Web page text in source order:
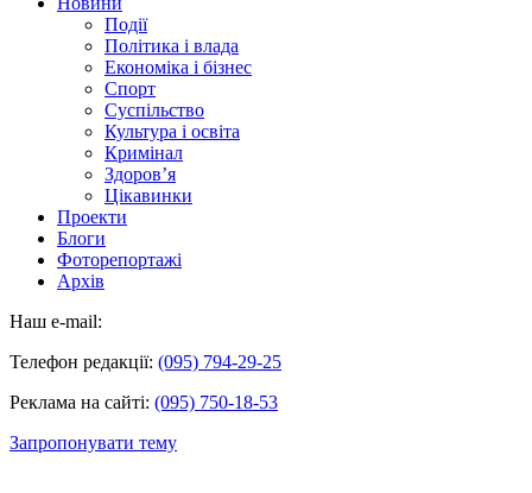
Події
Політика і влада
Економіка і бізнес
Спорт
Суспільство
Культура і освіта
Кримінал
Здоров’я
Цікавинки
Проекти
Блоги
Фоторепортажі
Архів
Наш e-mail:
Телефон редакції: (095) 794-29-25
Реклама на сайті: (095) 750-18-53
Запропонувати тему